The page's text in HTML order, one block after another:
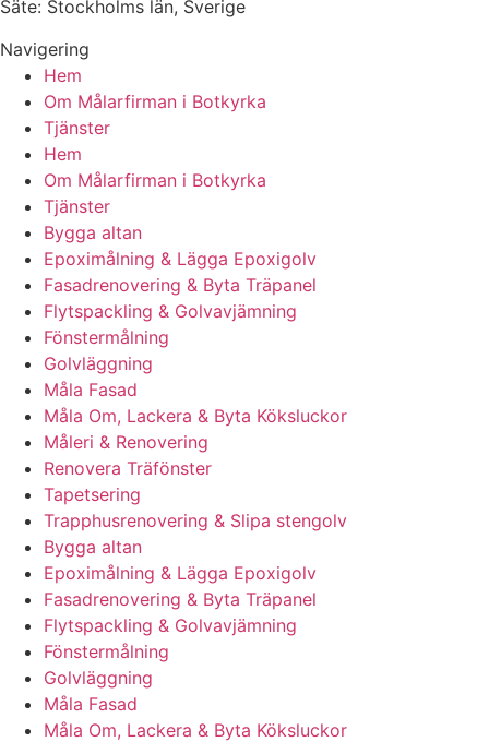
Säte: Stockholms län, Sverige
Navigering
Hem
Om Målarfirman i Botkyrka
Tjänster
Hem
Om Målarfirman i Botkyrka
Tjänster
Bygga altan
Epoximålning & Lägga Epoxigolv
Fasadrenovering & Byta Träpanel
Flytspackling & Golvavjämning
Fönstermålning
Golvläggning
Måla Fasad
Måla Om, Lackera & Byta Köksluckor
Måleri & Renovering
Renovera Träfönster
Tapetsering
Trapphusrenovering & Slipa stengolv
Bygga altan
Epoximålning & Lägga Epoxigolv
Fasadrenovering & Byta Träpanel
Flytspackling & Golvavjämning
Fönstermålning
Golvläggning
Måla Fasad
Måla Om, Lackera & Byta Köksluckor